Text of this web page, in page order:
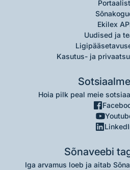
Portaalist
Ekilex
Uudised ja
Kasutus- ja
Hoia pilk peal meie
Sõnaveebi
Iga arvamus loeb ja aitab